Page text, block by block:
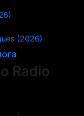
(2026)
Radio